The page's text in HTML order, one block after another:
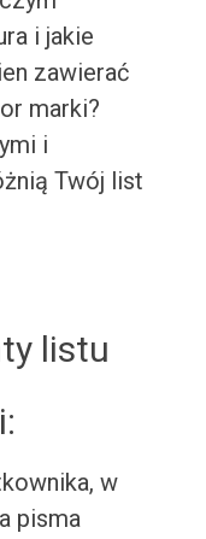
i jakie
zawierać
marki?
i
Twój list
listu
w
pisma